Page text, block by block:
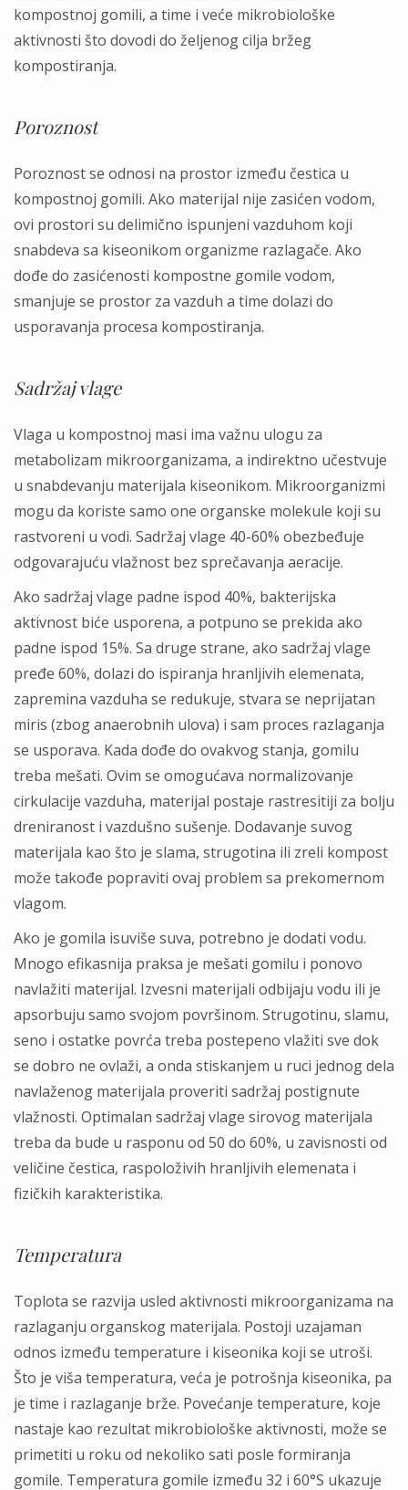
kompostnoj gomili, a time i veće mikrobiološke
aktivnosti što dovodi do željenog cilja bržeg
kompostiranja.
Poroznost
Poroznost se odnosi na prostor između čestica u
kompostnoj gomili. Ako materijal nije zasićen vodom,
ovi prostori su delimično ispunjeni vazduhom koji
snabdeva sa kiseonikom organizme razlagače. Ako
dođe do zasićenosti kompostne gomile vodom,
smanjuje se prostor za vazduh a time dolazi do
usporavanja procesa kompostiranja.
Sadržaj vlage
Vlaga u kompostnoj masi ima važnu ulogu za
metabolizam mikroorganizama, a indirektno učestvuje
u snabdevanju materijala kiseonikom. Mikroorganizmi
mogu da koriste samo one organske molekule koji su
rastvoreni u vodi. Sadržaj vlage 40-60% obezbeđuje
odgovarajuću vlažnost bez sprečavanja aeracije.
Ako sadržaj vlage padne ispod 40%, bakterijska
aktivnost biće usporena, a potpuno se prekida ako
padne ispod 15%. Sa druge strane, ako sadržaj vlage
pređe 60%, dolazi do ispiranja hranljivih elemenata,
zapremina vazduha se redukuje, stvara se neprijatan
miris (zbog anaerobnih ulova) i sam proces razlaganja
se usporava. Kada dođe do ovakvog stanja, gomilu
treba mešati. Ovim se omogućava normalizovanje
cirkulacije vazduha, materijal postaje rastresitiji za bolju
dreniranost i vazdušno sušenje. Dodavanje suvog
materijala kao što je slama, strugotina ili zreli kompost
može takođe popraviti ovaj problem sa prekomernom
vlagom.
Ako je gomila isuviše suva, potrebno je dodati vodu.
Mnogo efikasnija praksa je mešati gomilu i ponovo
navlažiti materijal. Izvesni materijali odbijaju vodu ili je
apsorbuju samo svojom površinom. Strugotinu, slamu,
seno i ostatke povrća treba postepeno vlažiti sve dok
se dobro ne ovlaži, a onda stiskanjem u ruci jednog dela
navlaženog materijala proveriti sadržaj postignute
vlažnosti. Optimalan sadržaj vlage sirovog materijala
treba da bude u rasponu od 50 do 60%, u zavisnosti od
veličine čestica, raspoloživih hranljivih elemenata i
fizičkih karakteristika.
Temperatura
Toplota se razvija usled aktivnosti mikroorganizama na
razlaganju organskog materijala. Postoji uzajaman
odnos između temperature i kiseonika koji se utroši.
Što je viša temperatura, veća je potrošnja kiseonika, pa
je time i razlaganje brže. Povećanje temperature, koje
nastaje kao rezultat mikrobiološke aktivnosti, može se
primetiti u roku od nekoliko sati posle formiranja
gomile. Temperatura gomile između 32 i 60°S ukazuje